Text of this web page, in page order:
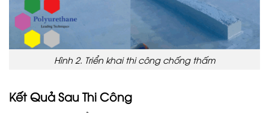
Hình 2. Triển khai thi công chống thấm
Kết Quả Sau Thi Công